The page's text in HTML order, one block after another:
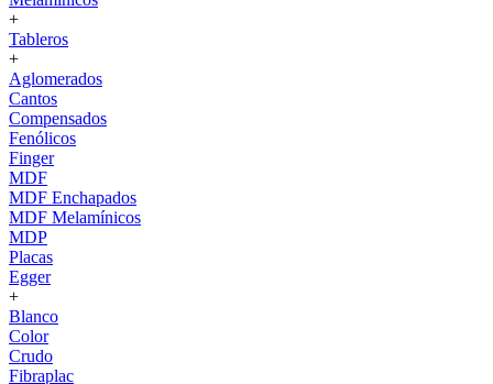
+
Tableros
+
Aglomerados
Cantos
Compensados
Fenólicos
Finger
MDF
MDF Enchapados
MDF Melamínicos
MDP
Placas
Egger
+
Blanco
Color
Crudo
Fibraplac